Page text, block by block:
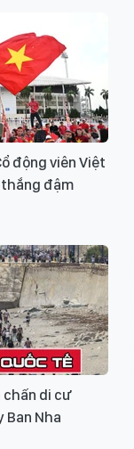
động viên Việt
thắng đậm
chấn di cư
Ban Nha